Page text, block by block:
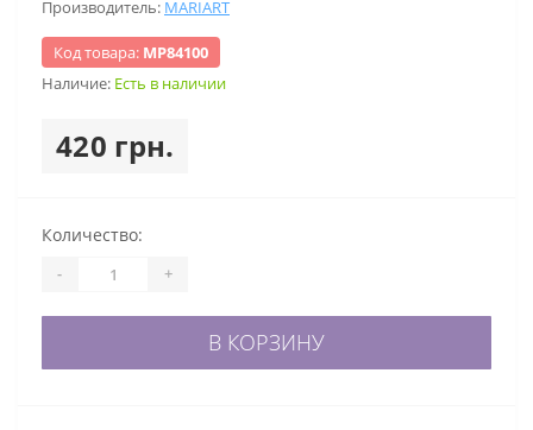
Производитель: MARIART
Код товара: МР84100
Наличие: Есть в наличии
420 грн.
Количество:
- +
В КОРЗИНУ